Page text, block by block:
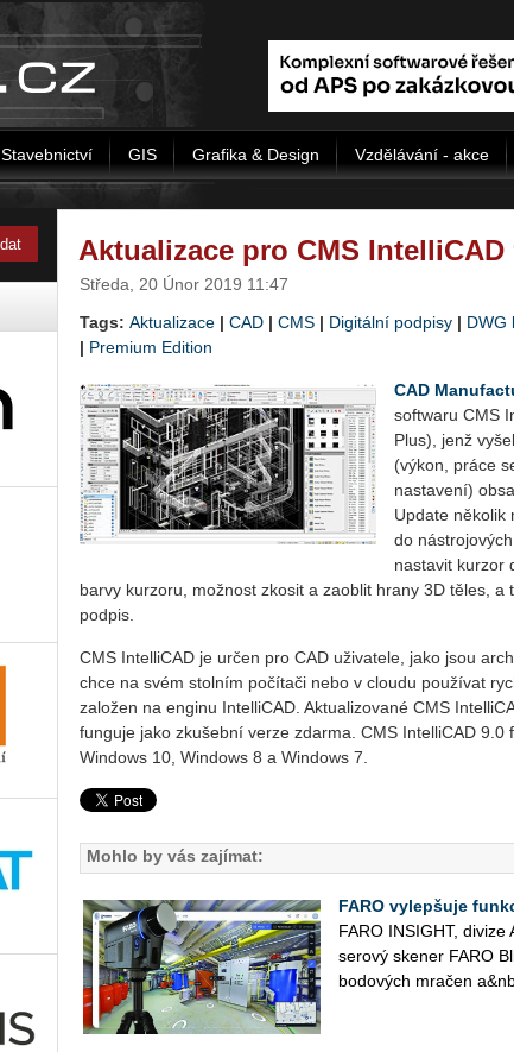
Stavebnictví GIS Grafika & Design Vzdělávání - akce
Aktualizace pro CMS
Středa, 20 Únor 2019 11:47
Tags: Aktualizace | CAD | CMS | Digitální podpisy | DWG
| Premium Edition
CAD
softwaru CMS
Plus), jenž
(výkon, práce
nastavení)
Update několik
do
nastavit kurzor
barvy kurzoru, možnost zkosit a zaoblit hrany 3D těles,
podpis.
CMS IntelliCAD je určen pro CAD uživatele, jako jsou
chce na svém stolním počítači nebo v cloudu používat
založen na enginu IntelliCAD. Aktualizované CMS
funguje jako zkušební verze zdarma. CMS IntelliCAD
Windows 10, Windows 8 a Windows 7.
Mohlo by vás zajímat:
FARO vylepšuje
FARO IN­SI­GHT,
se­ro­vý ske­ner FARO
bo­do­vých mra­čen